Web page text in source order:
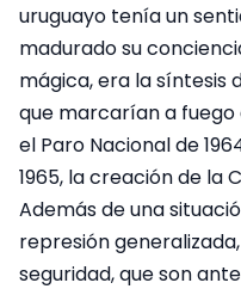
uruguayo tenía un
madurado su
mágica, era la síntesis
que marcarían a
el Paro Nacional de
1965, la creación de la
Además de una
represión
seguridad, que son